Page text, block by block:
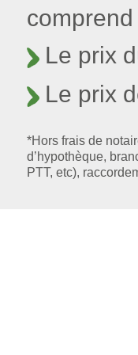
comprend
Le prix
Le prix
*Hors frais de
d’hypothèque,
PTT, etc),